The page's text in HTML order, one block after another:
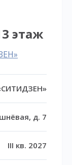
этаж
д. 7
III кв. 2027